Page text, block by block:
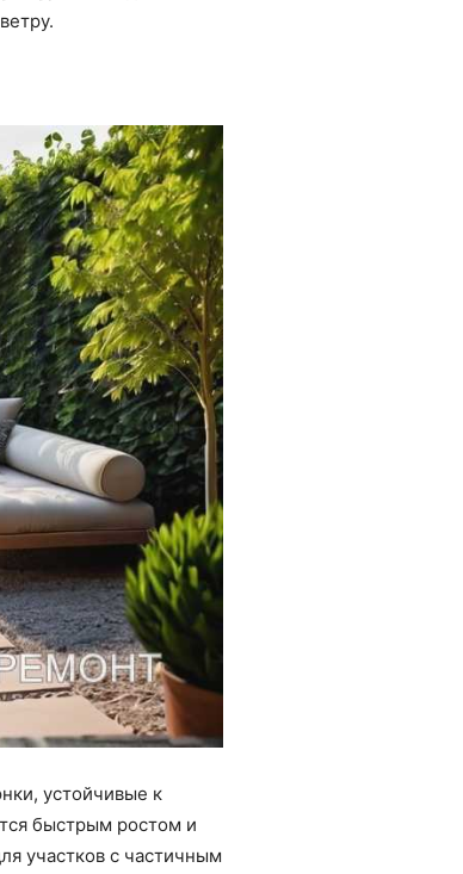
устойчивые к
быстрым ростом и
участков с частичным